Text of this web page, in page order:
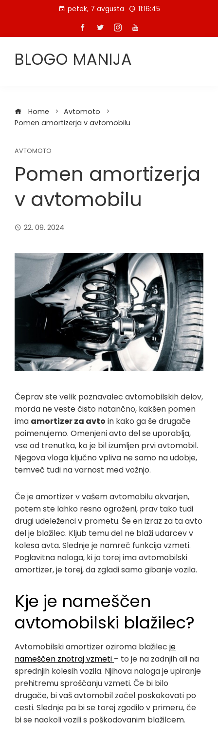
petek, 7 avgusta 11:16:46
BLOGO MANIJA
Home
Avtomoto
Pomen amortizerja v avtomobilu
AVTOMOTO
Pomen amortizerja
v avtomobilu
22. 09. 2024
Čeprav ste velik poznavalec avtomobilskih delov,
morda ne veste čisto natančno, kakšen pomen
ima amortizer za avto in kako ga še drugače
poimenujemo. Omenjeni avto del se uporablja,
vse od trenutka, ko je bil izumljen prvi avtomobil.
Njegova vloga ključno vpliva ne samo na udobje,
temveč tudi na varnost med vožnjo.
Če je amortizer v vašem avtomobilu okvarjen,
potem ste lahko resno ogroženi, prav tako tudi
drugi udeleženci v prometu. Še en izraz za ta avto
del je blažilec. Kljub temu del ne blaži udarcev v
kolesa avta. Slednje je namreč funkcija vzmeti.
Poglavitna naloga, ki jo torej ima avtomobilski
amortizer, je torej, da zgladi samo gibanje vozila.
Kje je nameščen
avtomobilski blažilec?
Avtomobilski amortizer oziroma blažilec je
nameščen znotraj vzmeti – to je na zadnjih ali na
sprednjih kolesih vozila. Njihova naloga je upiranje
prehitremu sproščanju vzmeti. Če bi bilo
drugače, bi vaš avtomobil začel poskakovati po
cesti. Slednje pa bi se torej zgodilo v primeru, če
bi se naokoli vozili s poškodovanim blažilcem.